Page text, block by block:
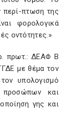
περί-πτωση της
φορολογικά
οντότητες.»
πρωτ.: ΔΕΑΦ Β
με θέμα τον
υπολογισμό
προσώπων και
γης και